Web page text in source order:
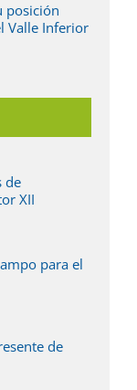
posición
Valle Inferior
de
XII
para el
de